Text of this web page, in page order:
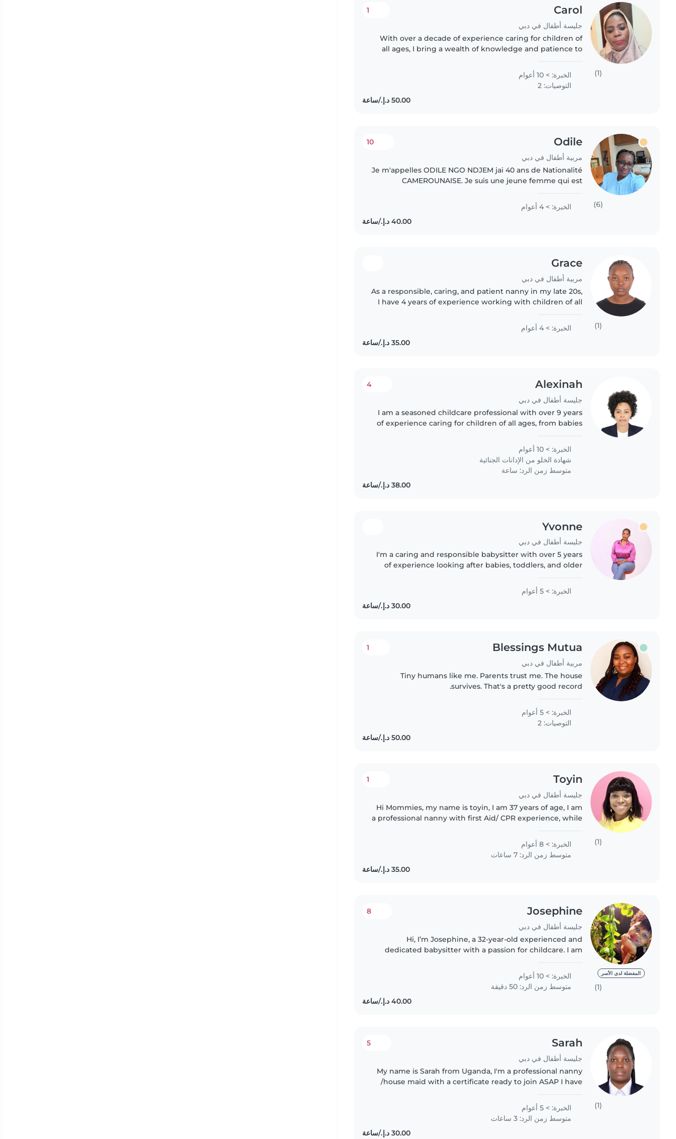
(1)
Carol
جليسة أطفال في دبي
1
With over a decade of experience caring for children of
all ages, I bring a wealth of knowledge and patience to
the importance..
الخبرة: > 10 أعوام
التوصيات: 2
(6)
Odile
مربية أطفال في دبي
10
Je m'appelles ODILE NGO NDJEM jai 40 ans de Nationalité
CAMEROUNAISE. Je suis une jeune femme qui est
un sens de responsabilités..
الخبرة: > 4 أعوام
(1)
Grace
مربية أطفال في دبي
As a responsible, caring, and patient nanny in my late 20s,
I have 4 years of experience working with children of all
nursing..
الخبرة: > 4 أعوام
Alexinah
جليسة أطفال في دبي
4
I am a seasoned childcare professional with over 9 years
of experience caring for children of all ages, from babies
الخبرة: > 10 أعوام
شهادة الخلو من الإدانات الجنائية
متوسط زمن الرد: ساعة
Yvonne
جليسة أطفال في دبي
I'm a caring and responsible babysitter with over 5 years
of experience looking after babies, toddlers, and older
needs, including..
الخبرة: > 5 أعوام
Blessings Mutua
مربية أطفال في دبي
1
Tiny humans like me. Parents trust me. The house
survives. That's a pretty good record.
الخبرة: > 5 أعوام
التوصيات: 2
(1)
Toyin
جليسة أطفال في دبي
1
Hi Mommies, my name is toyin, I am 37 years of age, I am
a professional nanny with first Aid/ CPR experience, while
respectful..
الخبرة: > 8 أعوام
متوسط زمن الرد: 7 ساعات
المفضلة لدى الأسر
(1)
Josephine
جليسة أطفال في دبي
8
Hi, I’m Josephine, a 32-year-old experienced and
dedicated babysitter with a passion for childcare. I am
striving to create..
الخبرة: > 10 أعوام
متوسط زمن الرد: 50 دقيقة
(1)
Sarah
جليسة أطفال في دبي
5
My name is Sarah from Uganda, I'm a professional nanny
/house maid with a certificate ready to join ASAP I have
plus basic house..
الخبرة: > 5 أعوام
متوسط زمن الرد: 3 ساعات